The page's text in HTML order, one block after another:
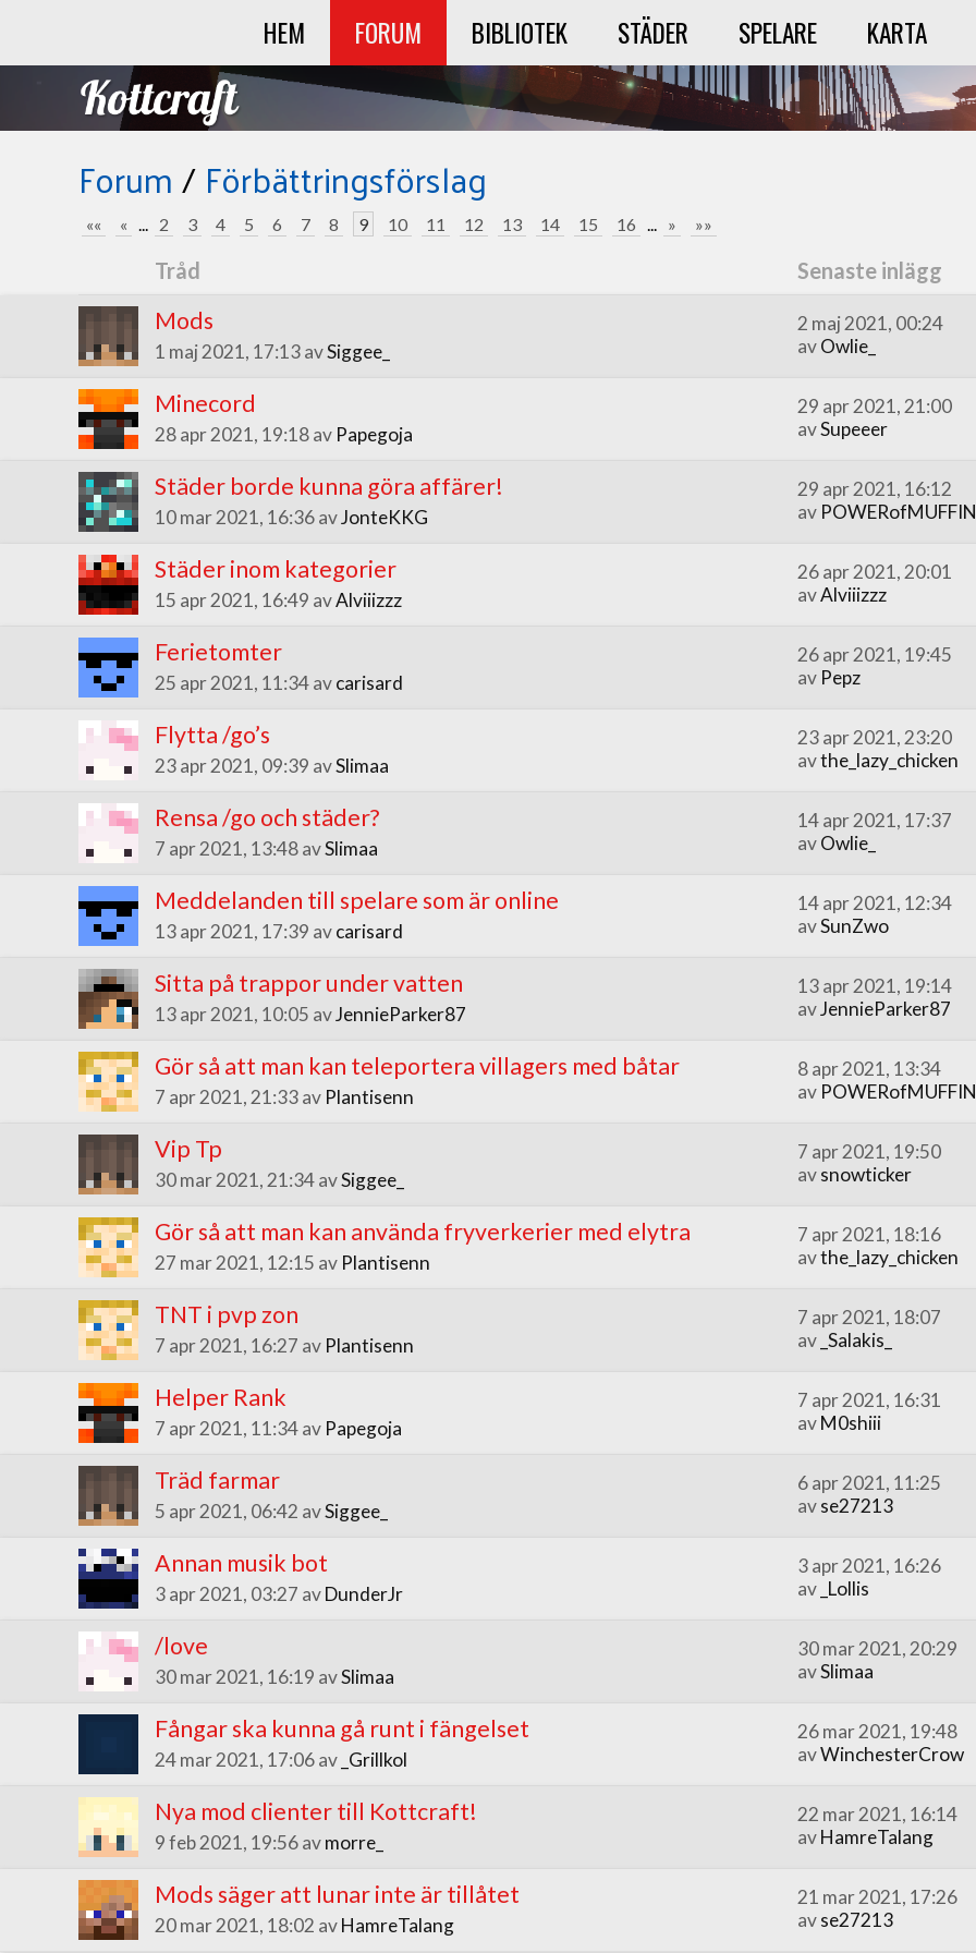
HEM FORUM BIBLIOTEK STÄDER SPELARE KARTA
Forum/Förbättringsförslag
«« « ... 2 3 4 5 6 7 8 9 10 11 12 13 14 15 16 ... » »»
Tråd Senaste inlägg
Mods
1 maj 2021, 17:13 avSiggee_
2 maj 2021, 00:24
avOwlie_
Minecord
28 apr 2021, 19:18 av Papegoja
29 apr 2021, 21:00
avSupeeer
Städer borde kunna göra affärer!
10 mar 2021, 16:36 avJonteKKG
29 apr 2021, 16:12
av
Städer inom kategorier
15 apr 2021, 16:49 avAlviiizzz
26 apr 2021, 20:01
avAlviiizzz
Ferietomter
25 apr 2021, 11:34 avcarisard
26 apr 2021, 19:45
av Pepz
Flytta /go’s
23 apr 2021, 09:39 avSlimaa
23 apr 2021, 23:20
avthe_lazy_chicken
Rensa /go och städer?
7 apr 2021, 13:48 avSlimaa
14 apr 2021, 17:37
avOwlie_
Meddelanden till spelare som är online
13 apr 2021, 17:39 avcarisard
14 apr 2021, 12:34
avSunZwo
Sitta på trappor under vatten
13 apr 2021, 10:05 avJennieParker87
13 apr 2021, 19:14
avJennieParker87
Gör så att man kan teleportera villagers med båtar
7 apr 2021, 21:33 av Plantisenn
8 apr 2021, 13:34
av
Vip Tp
30 mar 2021, 21:34 avSiggee_
7 apr 2021, 19:50
avsnowticker
Gör så att man kan använda fryverkerier med elytra
27 mar 2021, 12:15 av Plantisenn
7 apr 2021, 18:16
avthe_lazy_chicken
TNT i pvp zon
7 apr 2021, 16:27 av Plantisenn
7 apr 2021, 18:07
av _Salakis_
Helper Rank
7 apr 2021, 11:34 av Papegoja
7 apr 2021, 16:31
avM0shiii
Träd farmar
5 apr 2021, 06:42 avSiggee_
6 apr 2021, 11:25
avse27213
Annan musik bot
3 apr 2021, 03:27 avDunderJr
3 apr 2021, 16:26
av _Lollis
/love
30 mar 2021, 16:19 avSlimaa
30 mar 2021, 20:29
avSlimaa
Fångar ska kunna gå runt i fängelset
24 mar 2021, 17:06 av _Grillkol
26 mar 2021, 19:48
avWinchesterCrow
Nya mod clienter till Kottcraft!
9 feb 2021, 19:56 avmorre_
22 mar 2021, 16:14
avHamreTalang
Mods säger att lunar inte är tillåtet
20 mar 2021, 18:02 avHamreTalang
21 mar 2021, 17:26
avse27213